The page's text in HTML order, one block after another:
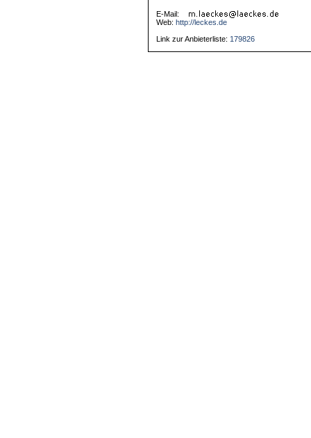
E-Mail:
Web: http://leckes.de
Link zur Anbieterliste:179826